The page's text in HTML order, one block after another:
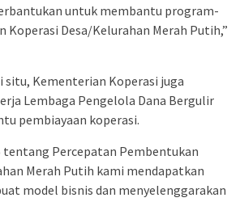
untuk membantu program-
Koperasi Desa/Kelurahan Merah Putih,”
situ, Kementerian Koperasi juga
Lembaga Pengelola Dana Bergulir
pembiayaan koperasi.
tentang Percepatan Pembentukan
Merah Putih kami mendapatkan
model bisnis dan menyelenggarakan